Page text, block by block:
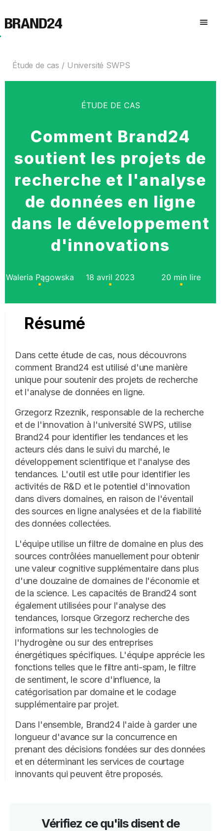
Étude de cas Université SWPS
ÉTUDE DE CAS
Comment Brand24
soutient les projets de
recherche et l'analyse
de données en ligne
dans le développement
d'innovations
Waleria Pągowska 18 avril 2023 20 min lire
Résumé
Dans cette étude de cas, nous découvrons
comment Brand24 est utilisé d'une manière
unique pour soutenir des projets de recherche
et l'analyse de données en ligne.
Grzegorz Rzeznik, responsable de la recherche
et de l'innovation à l'université SWPS, utilise
Brand24 pour identifier les tendances et les
acteurs clés dans le suivi du marché, le
développement scientifique et l'analyse des
tendances. L'outil est utile pour identifier les
activités de R&D et le potentiel d'innovation
dans divers domaines, en raison de l'éventail
des sources en ligne analysées et de la fiabilité
des données collectées.
L'équipe utilise un filtre de domaine en plus des
sources contrôlées manuellement pour obtenir
une valeur cognitive supplémentaire dans plus
d'une douzaine de domaines de l'économie et
de la science. Les capacités de Brand24 sont
également utilisées pour l'analyse des
tendances, lorsque Grzegorz recherche des
informations sur les technologies de
l'hydrogène ou sur des entreprises
énergétiques spécifiques. L'équipe apprécie les
fonctions telles que le filtre anti-spam, le filtre
de sentiment, le score d'influence, la
catégorisation par domaine et le codage
supplémentaire par projet.
Dans l'ensemble, Brand24 l'aide à garder une
longueur d'avance sur la concurrence en
prenant des décisions fondées sur des données
et en déterminant les services de courtage
innovants qui peuvent être proposés.
Vérifiez ce qu'ils disent de